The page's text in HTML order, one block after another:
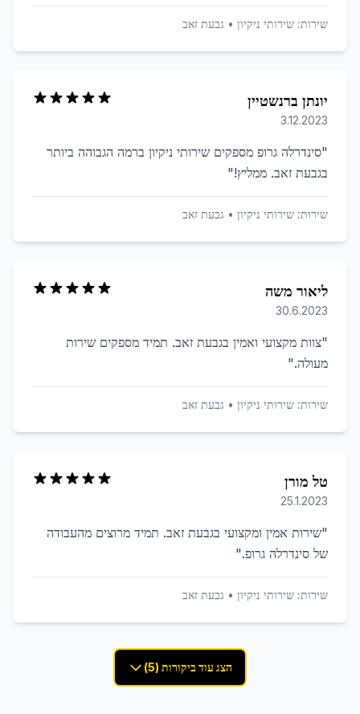
שירות: שירותי ניקיון • גבעת זאב
יונתן ברנשטיין
3.12.2023
"סינדרלה גרופ מספקים שירותי ניקיון ברמה הגבוהה ביותר
בגבעת זאב. ממליץ!"
שירות: שירותי ניקיון • גבעת זאב
ליאור משה
30.6.2023
"צוות מקצועי ואמין בגבעת זאב. תמיד מספקים שירות
מעולה."
שירות: שירותי ניקיון • גבעת זאב
טל מורן
25.1.2023
"שירות אמין ומקצועי בגבעת זאב. תמיד מרוצים מהעבודה
של סינדרלה גרופ."
שירות: שירותי ניקיון • גבעת זאב
הצג עוד ביקורות (5)